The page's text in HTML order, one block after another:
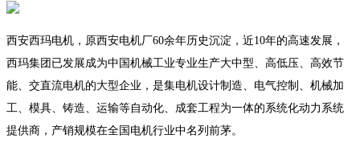
西安西玛电机，原西安电机厂60余年历史沉淀，近10年的高速发展，
西玛集团已发展成为中国机械工业专业生产大中型、高低压、高效节
能、交直流电机的大型企业，是集电机设计制造、电气控制、机械加
工、模具、铸造、运输等自动化、成套工程为一体的系统化动力系统
提供商，产销规模在全国电机行业中名列前茅。